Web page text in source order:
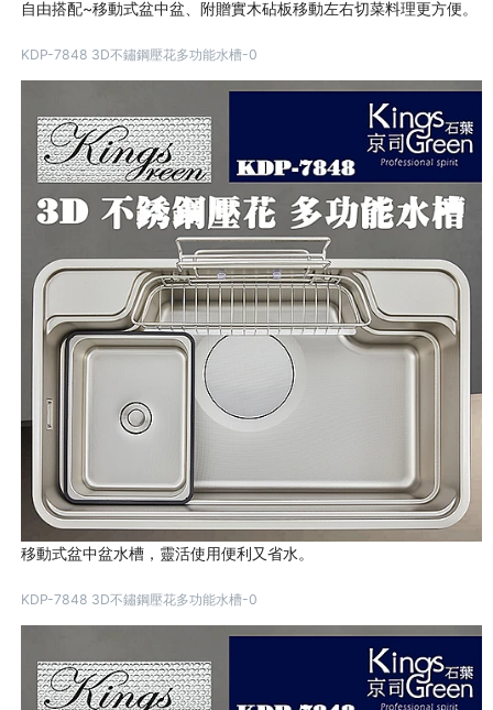
自由搭配~移動式盆中盆、附贈實木砧板移動左右切菜料理更方便。
KDP-7848 3D不鏽鋼壓花多功能水槽-0
移動式盆中盆水槽，靈活使用便利又省水。
KDP-7848 3D不鏽鋼壓花多功能水槽-0